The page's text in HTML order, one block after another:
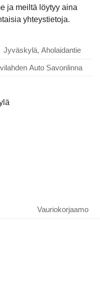
ja meiltä löytyy aina
yhteystietoja.
Jyväskylä, Aholaidantie
Auto Savonlinna
Vauriokorjaamo